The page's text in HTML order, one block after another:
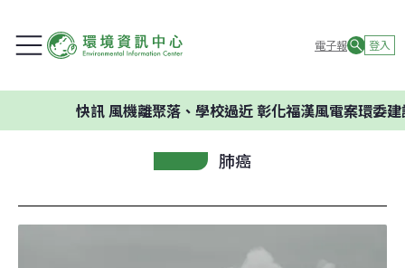
電子報 登入
風機離聚落、學校過近 彰化福漢風電案環委建議不應開
肺癌